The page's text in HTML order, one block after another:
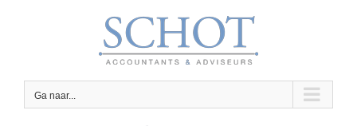
Ga naar...